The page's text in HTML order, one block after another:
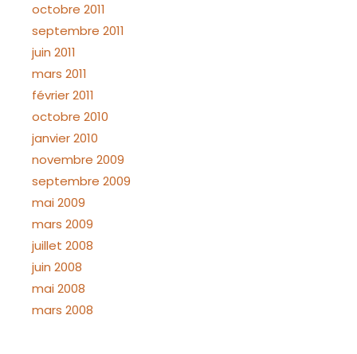
octobre 2011
septembre 2011
juin 2011
mars 2011
février 2011
octobre 2010
janvier 2010
novembre 2009
septembre 2009
mai 2009
mars 2009
juillet 2008
juin 2008
mai 2008
mars 2008